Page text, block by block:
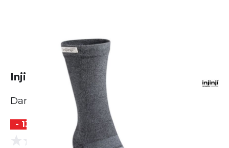
Injinji Trail Midweight Crew
Damen
- 13 %
0.0 (0 Bewertungen)